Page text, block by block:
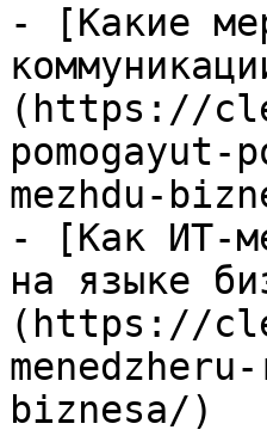
- [Какие
(https://
mezhdu-
- [Как ИТ-
на языке
(https://
biznesa/)